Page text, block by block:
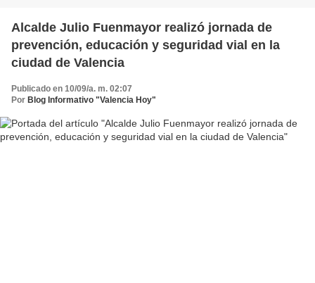
Alcalde Julio Fuenmayor realizó jornada de
prevención, educación y seguridad vial en la
ciudad de Valencia
Publicado en 10/09/a. m. 02:07
Por Blog Informativo "Valencia Hoy"